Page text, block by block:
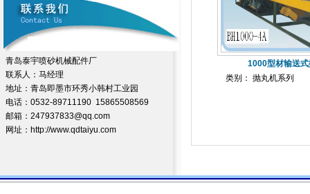
青岛泰宇喷砂机械配件厂
联系人：马经理
地址：青岛即墨市环秀小韩村工业园
电话：0532-89711190 15865508569
邮箱：247937833@qq.com
网址：http://www.qdtaiyu.com
1000型材输送式
类别： 抛丸机系列